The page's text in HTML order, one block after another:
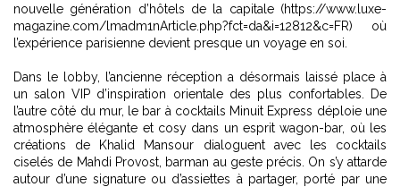
nouvelle génération d’hôtels de la capitale (https://www.luxe-
magazine.com/lmadm1nArticle.php?fct=da&i=12812&c=FR) où
l’expérience parisienne devient presque un voyage en soi.
Dans le lobby, l’ancienne réception a désormais laissé place à
un salon VIP d’inspiration orientale des plus confortables. De
l’autre côté du mur, le bar à cocktails Minuit Express déploie une
atmosphère élégante et cosy dans un esprit wagon-bar, où les
créations de Khalid Mansour dialoguent avec les cocktails
ciselés de Mahdi Provost, barman au geste précis. On s’y attarde
autour d’une signature ou d’assiettes à partager, porté par une